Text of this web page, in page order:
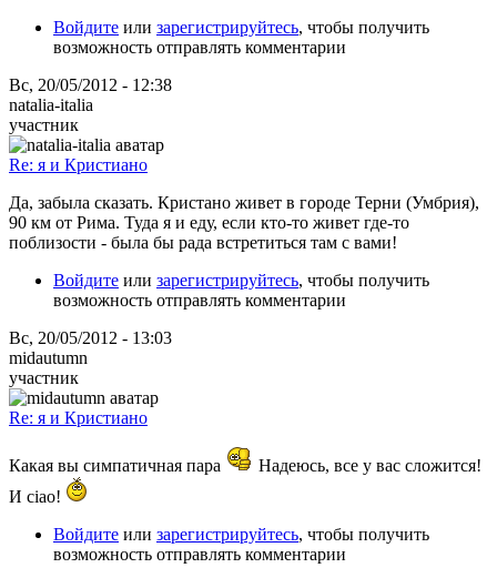
Войдите или зарегистрируйтесь, чтобы получить
возможность отправлять комментарии
Вс, 20/05/2012 - 12:38
natalia-italia
участник
Re: я и Кристиано
Да, забыла сказать. Кристано живет в городе Терни (Умбрия),
90 км от Рима. Туда я и еду, если кто-то живет где-то
поблизости - была бы рада встретиться там с вами!
Войдите или зарегистрируйтесь, чтобы получить
возможность отправлять комментарии
Вс, 20/05/2012 - 13:03
midautumn
участник
Re: я и Кристиано
Какая вы симпатичная пара
Надеюсь, все у вас сложится!
И ciao!
Войдите или зарегистрируйтесь, чтобы получить
возможность отправлять комментарии